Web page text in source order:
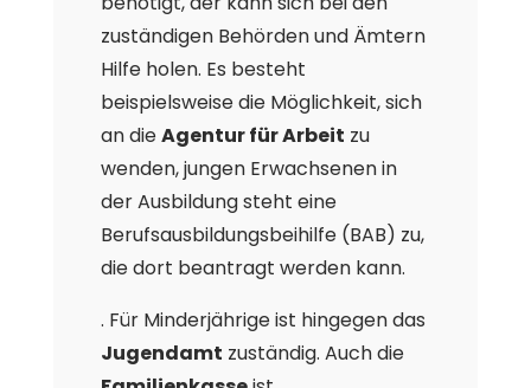
zuständigen Behörden und Ämtern
Hilfe holen. Es besteht
beispielsweise die Möglichkeit, sich
an dieAgentur für Arbeit zu
wenden, jungen Erwachsenen in
der Ausbildung steht eine
Berufsausbildungsbeihilfe (BAB) zu,
die dort beantragt werden kann.
. Für Minderjährige ist hingegen das
Jugendamt zuständig. Auch die